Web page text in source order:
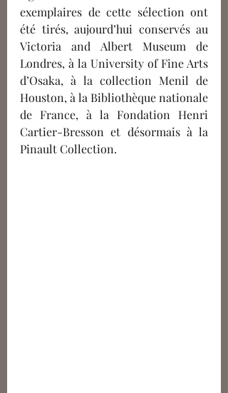
exemplaires de cette sélection ont
été tirés, aujourd’hui conservés au
Victoria and Albert Museum de
Londres, à la University of Fine Arts
d’Osaka, à la collection Menil de
Houston, à la Bibliothèque nationale
de France, à la Fondation Henri
Cartier-Bresson et désormais à la
Pinault Collection.